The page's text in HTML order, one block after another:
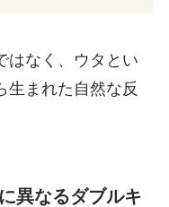
はなく、ウタとい
生まれた自然な反
異なるダブルキ